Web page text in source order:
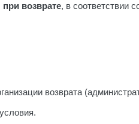
возврате, в соответствии
возврата